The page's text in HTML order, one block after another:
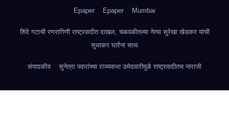
Epaper Epaper Mumbai
शिंदे गटाची रणरागिणी राष्ट्रवादीत दाखल, चळवळीतल्या नेत्या सुरेखा खेडकर यांची
सुधाकर घारेंना साथ
संपादकीय सुनेत्रा पवारांच्या राज्यसभा उमेदवारीमुळे राष्ट्रवादीतच नाराजी